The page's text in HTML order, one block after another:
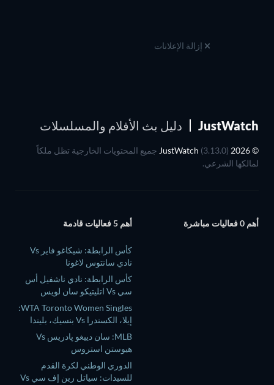
إزالة الإعلانات
JustWatch دليل بث الأفلام والمسلسلات
(3.13.0) جميع المحتويات الخارجية تظل ملكاً
لمالكها الشرعي.
أهم 0 فعاليات مباشرة أهم 5 فعاليات قادمة
كأس الرابطة: شيكاغو فاير Vs
نادي سانتوس لاغونا
كأس الرابطة: نادي ناشفيل أس
سي Vs اتليتيكو سان لويس
WTA Toronto Women Singles:
إيلا، الكسندرا Vs بنسيك، بليندا
MLB: سان دييغو پادريس Vs
هيوستن استروس
الدوري الوطني لكرة القدم
للسيدات: سياتل رين إف سي Vs